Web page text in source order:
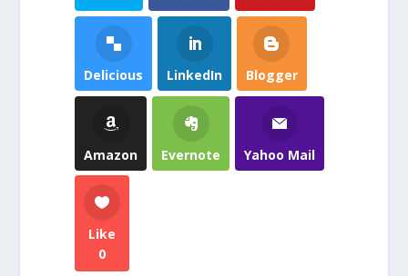
Delicious LinkedIn Blogger
Amazon Evernote Yahoo Mail
Like
0